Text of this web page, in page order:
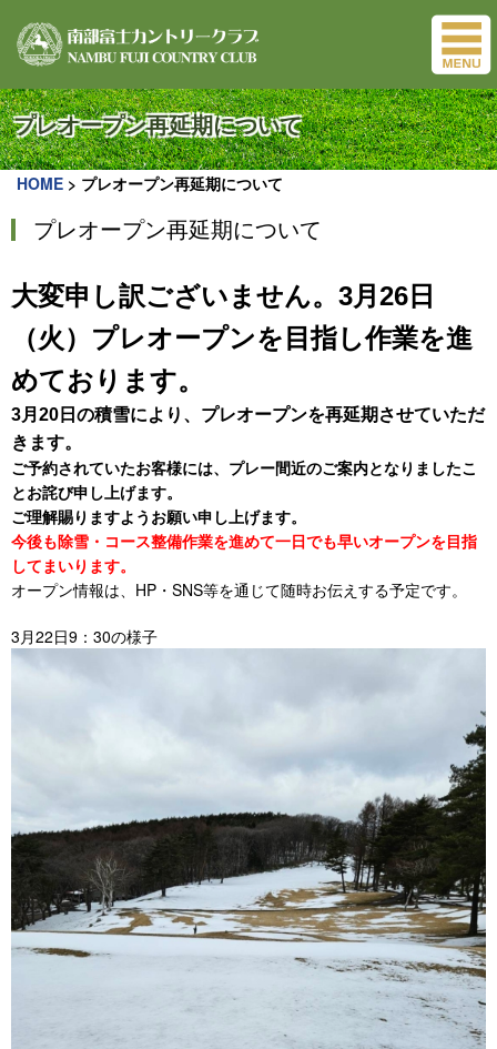
プレオープン再延期について
HOME > プレオープン再延期について
プレオープン再延期について
大変申し訳ございません。3月26日
（火）プレオープンを目指し作業を進
めております。
3月20日の積雪により、プレオープンを再延期させていただ
きます。
ご予約されていたお客様には、プレー間近のご案内となりましたこ
とお詫び申し上げます。
ご理解賜りますようお願い申し上げます。
今後も除雪・コース整備作業を進めて一日でも早いオープンを目指
してまいります。
オープン情報は、HP・SNS等を通じて随時お伝えする予定です。
3月22日9：30の様子